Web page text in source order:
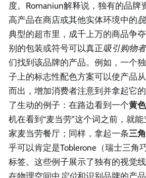
度。Romaniun解释说，独有的品牌
高产品在商店或其他实体环境中的
典型的超市里，成千上万的商品争
别的包装或符号可以真正吸引购物
们找到该品牌的产品。例如，一个
子上的标志性配色方案可以使产品
而出，增加消费者注意到并拿起它
了生动的例子：在路边看到一个黄
机在看到“麦当劳”这个词之前，就
家麦当劳餐厅；同样，拿起一条三
乎可以肯定是Toblerone（瑞士三角
标签。这些例子展示了独有的视觉
在物理空间中 定位和识别品牌的产